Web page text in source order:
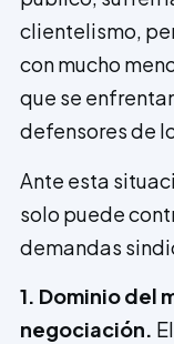
clientelismo,
con mucho
que se
defensores de
Ante esta
solo puede
demandas
1. Dominio del
negociación.